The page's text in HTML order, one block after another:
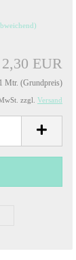
2,30 EUR
Mtr. (Grundpreis)
zzgl. Versand